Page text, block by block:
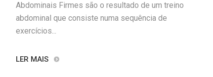
Abdominais Firmes são o resultado de um treino
abdominal que consiste numa sequência de
exercícios...
LER MAIS